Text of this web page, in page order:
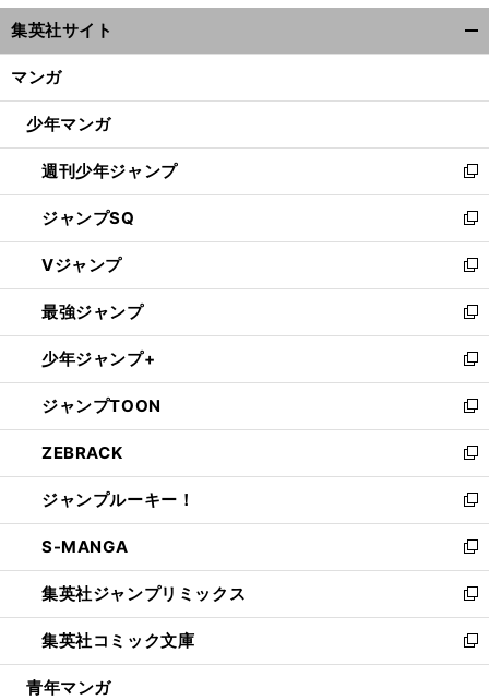
ウ
ィ
ン
ウ
開
く
集英社サイト
マンガ
少年マンガ
週刊少年ジャンプ
新
し
い
ウ
ィ
ン
ド
ウ
で
開
く
ジャンプSQ
新
し
い
ウ
ィ
ン
ド
ウ
で
開
く
Vジャンプ
新
し
い
ウ
ィ
ン
ド
ウ
で
開
く
最強ジャンプ
新
し
い
ウ
ィ
ン
ド
ウ
で
開
く
少年ジャンプ+
新
し
い
ウ
ィ
ン
ド
ウ
で
開
く
ジャンプTOON
新
し
い
ウ
ィ
ン
ド
ウ
で
開
く
ZEBRACK
新
し
い
ウ
ィ
ン
ド
ウ
で
開
ジャンプルーキー！
新
し
い
ウ
ィ
ン
ド
ウ
S-MANGA
新
し
い
ウ
ィ
ン
集英社ジャンプリミックス
新
し
い
ウ
集英社コミック文庫
新
し
青年マンガ